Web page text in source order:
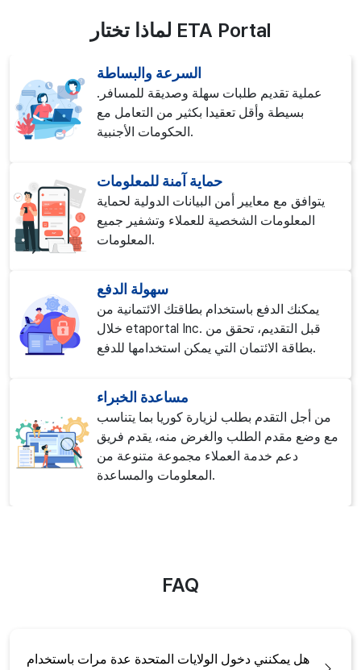
لماذا تختار ETA Portal
السرعة والبساطة
عملية تقديم طلبات سهلة وصديقة للمسافر.
بسيطة وأقل تعقيدا بكثير من التعامل مع
الحكومات الأجنبية.
حماية آمنة للمعلومات
يتوافق مع معايير أمن البيانات الدولية لحماية
المعلومات الشخصية للعملاء وتشفير جميع
المعلومات.
سهولة الدفع
يمكنك الدفع باستخدام بطاقتك الائتمانية من
خلال etaportal Inc. قبل التقديم، تحقق من
بطاقة الائتمان التي يمكن استخدامها للدفع.
مساعدة الخبراء
من أجل التقدم بطلب لزيارة كوريا بما يتناسب
مع وضع مقدم الطلب والغرض منه، يقدم فريق
دعم خدمة العملاء مجموعة متنوعة من
المعلومات والمساعدة.
FAQ
هل يمكنني دخول الولايات المتحدة عدة مرات باستخدام